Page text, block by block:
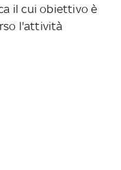
il cui obiettivo è
l'attività